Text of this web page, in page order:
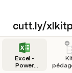
cutt.ly/
Excel -
Power